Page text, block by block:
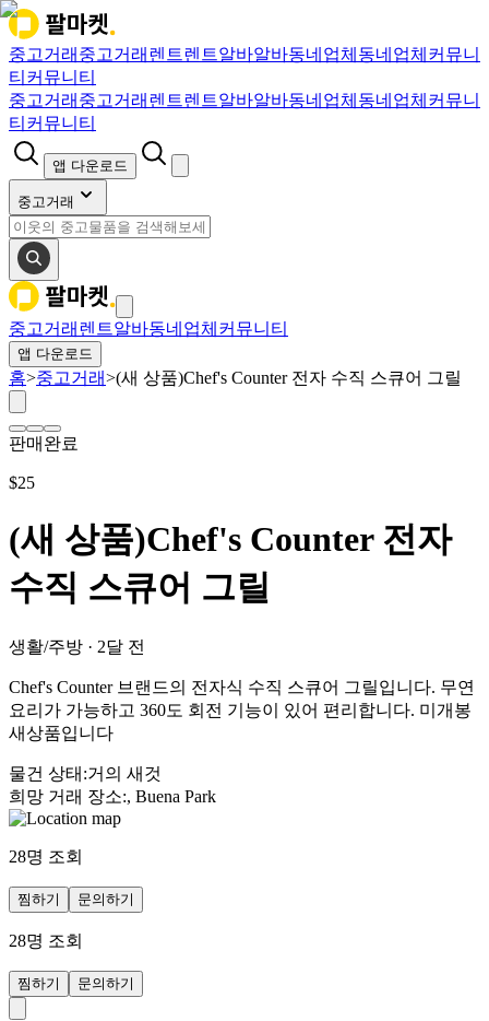
중고거래 중고거래 렌트렌트알바알바동네업체 동네업체 커뮤니
티 커뮤니티
중고거래 중고거래 렌트렌트알바알바동네업체 동네업체 커뮤니
티 커뮤니티
앱 다운로드
중고거래
중고거래 렌트알바동네업체 커뮤니티
앱 다운로드
홈>중고거래>(새 상품)Chef's Counter 전자 수직 스큐어 그릴
판매완료
$25
(새 상품)Chef's Counter 전자
수직 스큐어 그릴
생활/주방 · 2달 전
Chef's Counter 브랜드의 전자식 수직 스큐어 그릴입니다. 무연
요리가 가능하고 360도 회전 기능이 있어 편리합니다. 미개봉
새상품입니다
물건 상태 :거의 새것
희망 거래 장소:, Buena Park
28명 조회
찜하기 문의하기
28명 조회
찜하기 문의하기